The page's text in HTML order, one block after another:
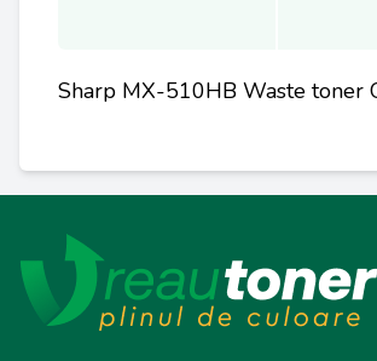
Sharp MX-510HB Waste toner